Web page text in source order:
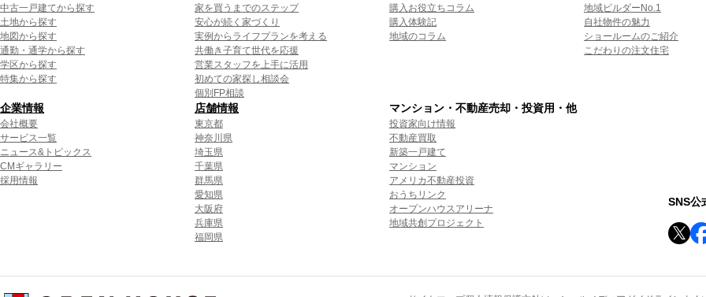
中古一戸建てから探す
土地から探す
地図から探す
通勤・通学から探す
学区から探す
特集から探す
家を買うまでのステップ
安心が続く家づくり
実例からライフプランを考える
共働き子育て世代を応援
営業スタッフを上手に活用
初めての家探し相談会
個別FP相談
購入お役立ちコラム
購入体験記
地域のコラム
地域ビルダーNo.1
自社物件の魅力
ショールームのご紹介
こだわりの注文住宅
企業情報
会社概要
サービス一覧
ニュース&トピックス
CMギャラリー
採用情報
店舗情報
東京都
神奈川県
埼玉県
千葉県
群馬県
愛知県
大阪府
兵庫県
福岡県
マンション・不動産売却・投資用・他
投資家向け情報
不動産買取
新築一戸建て
マンション
アメリカ不動産投資
おうちリンク
オープンハウスアリーナ
地域共創プロジェクト
SNS公